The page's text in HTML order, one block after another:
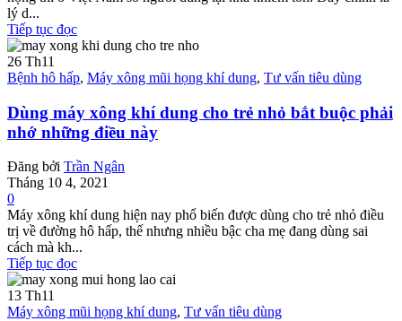
lý d...
Tiếp tục đọc
26 Th11
Bệnh hô hấp, Máy xông mũi họng khí dung, Tư vấn tiêu dùng
Dùng máy xông khí dung cho trẻ nhỏ bắt buộc phải
nhớ những điều này
Đăng bởi Trần Ngân
Tháng 10 4, 2021
0
Máy xông khí dung hiện nay phổ biến được dùng cho trẻ nhỏ điều
trị về đường hô hấp, thế nhưng nhiều bậc cha mẹ đang dùng sai
cách mà kh...
Tiếp tục đọc
13 Th11
Máy xông mũi họng khí dung, Tư vấn tiêu dùng